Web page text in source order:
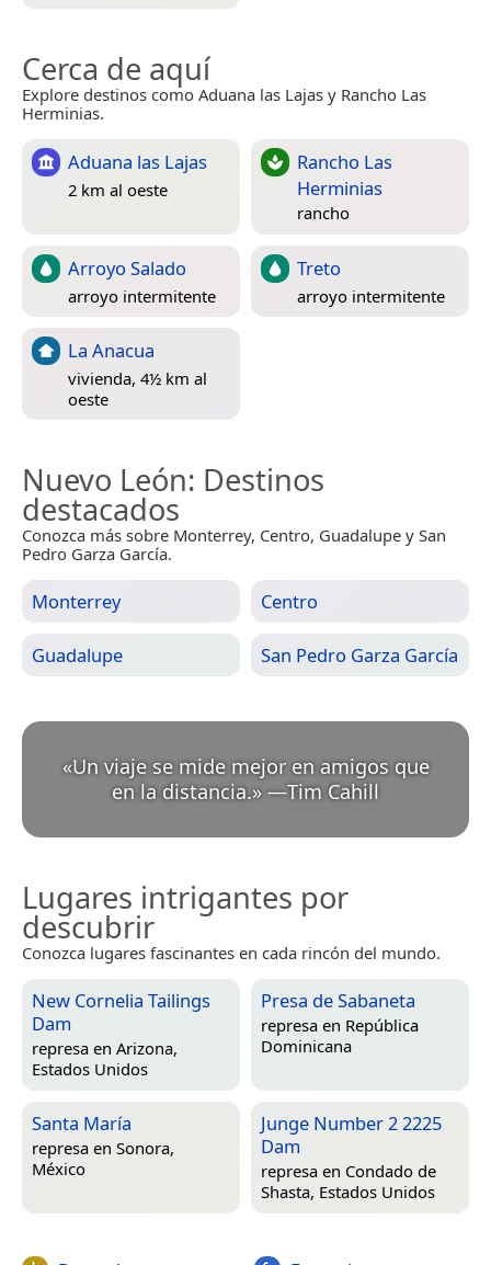
Cerca de aquí
Explore destinos como Aduana las Lajas y Rancho Las
Herminias.
Aduana las Lajas
2 km al oeste
Rancho Las
Herminias
rancho
Arroyo Salado
arroyo intermitente
Treto
arroyo intermitente
La Anacua
vivienda, 4½ km al
oeste
Nuevo León: Destinos
destacados
Conozca más sobre Monterrey, Centro, Guadalupe y San
Pedro Garza García.
Monterrey Centro
Guadalupe San Pedro Garza García
«Un viaje se mide mejor en amigos que
en la distancia.» —Tim Cahill
Lugares intrigantes por
descubrir
Conozca lugares fascinantes en cada rincón del mundo.
New Cornelia Tailings
Dam
represa en Arizona,
Estados Unidos
Presa de Sabaneta
represa en República
Dominicana
Santa María
represa en Sonora,
México
Junge Number 2 2225
Dam
represa en Condado de
Shasta, Estados Unidos